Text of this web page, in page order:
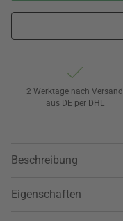
2 Werktage nach Versand
aus DE per DHL
Beschreibung
Eigenschaften